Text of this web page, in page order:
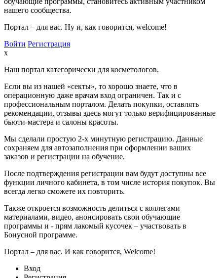
нашего сообщества.
Портал – для вас. Ну и, как говорится, welcome!
Войти Регистрация
x
Наш портал категорически для косметологов.
Если вы из нашей «секты», то хорошо знаете, что в
операционную даже врачам вход ограничен. Так и с
профессиональным порталом. Делать покупки, оставлять
рекомендации, отзывы здесь могут только верифицированные
бьюти-мастера и салоны красоты.
Мы сделали простую 2-х минутную регистрацию. Данные
сохраняем для автозаполнения при оформлении ваших
заказов и регистрации на обучение.
После подтверждения регистрации вам будут доступны все
функции личного кабинета, в том числе история покупок. Вы
всегда легко сможете их повторить.
Также откроется возможность делиться с коллегами
материалами, видео, анонсировать свои обучающие
программы и - прям лакомый кусочек – участвовать в
Бонусной программе.
Портал – для вас. И как говорится, Welcome!
Вход